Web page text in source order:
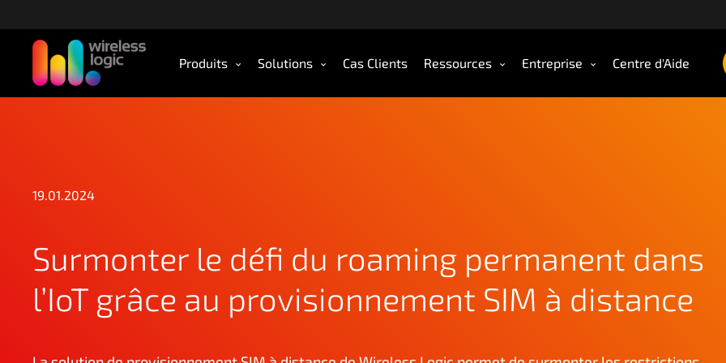
c
Produits Solutions Cas Clients Ressources Entreprise Centre d'Aide
19.01.2024
Surmonter le défi du roaming permanent dans
l’IoT grâce au provisionnement SIM à distance